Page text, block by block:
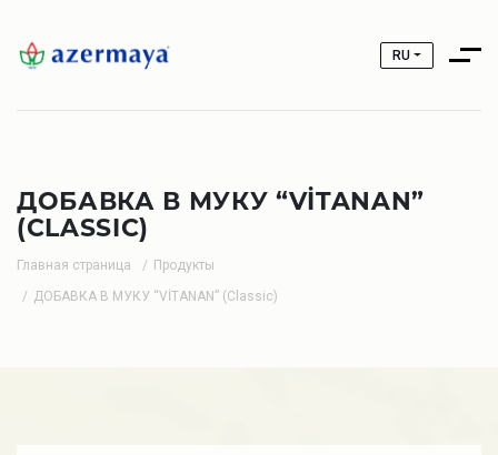
RU
ДОБАВКА В МУКУ “VİTANAN”
(CLASSIC)
Главная страница
Продукты
ДОБАВКА В МУКУ “VİTANAN” (Classic)